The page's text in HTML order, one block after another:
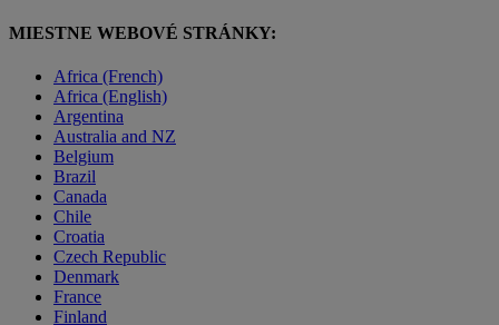
MIESTNE WEBOVÉ STRÁNKY:
Africa (French)
Africa (English)
Argentina
Australia and NZ
Belgium
Brazil
Canada
Chile
Croatia
Czech Republic
Denmark
France
Finland